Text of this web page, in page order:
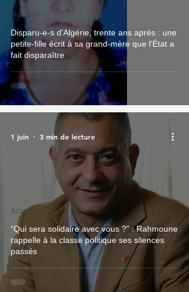
Disparu-e-s d'Algérie, trente ans après : une
petite-fille écrit à sa grand-mère que l'État a
fait disparaître
Mémoire
“Qui sera solidaire avec vous ?” : Rahmoune
rappelle à la classe politique ses silences
passés
Actualité
1 juin 3 min de lecture